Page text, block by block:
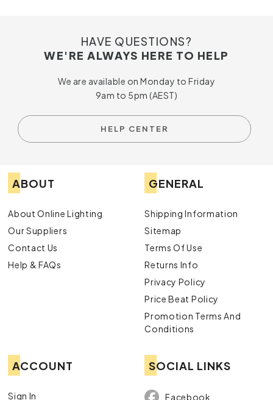
HAVE QUESTIONS?
WE'RE ALWAYS HERE TO HELP
We are available on Monday to Friday
9am to 5pm (AEST)
HELP CENTER
ABOUT
About Online Lighting
Our Suppliers
Contact Us
Help & FAQs
GENERAL
Shipping Information
Sitemap
Terms Of Use
Returns Info
Privacy Policy
Price Beat Policy
Promotion Terms And
Conditions
ACCOUNT
Sign In
SOCIAL LINKS
Facebook